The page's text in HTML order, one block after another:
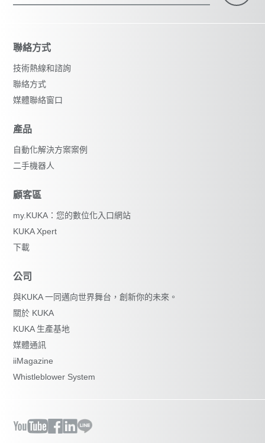
聯絡方式
技術熱線和諮詢
聯絡方式
媒體聯絡窗口
產品
自動化解決方案案例
二手機器人
顧客區
my.KUKA：您的數位化入口網站
KUKA Xpert
下載
公司
與KUKA 一同邁向世界舞台，創新你的未來。
關於 KUKA
KUKA 生產基地
媒體通訊
iiMagazine
Whistleblower System